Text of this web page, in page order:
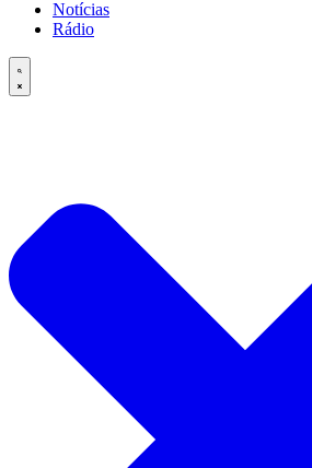
Notícias
Rádio